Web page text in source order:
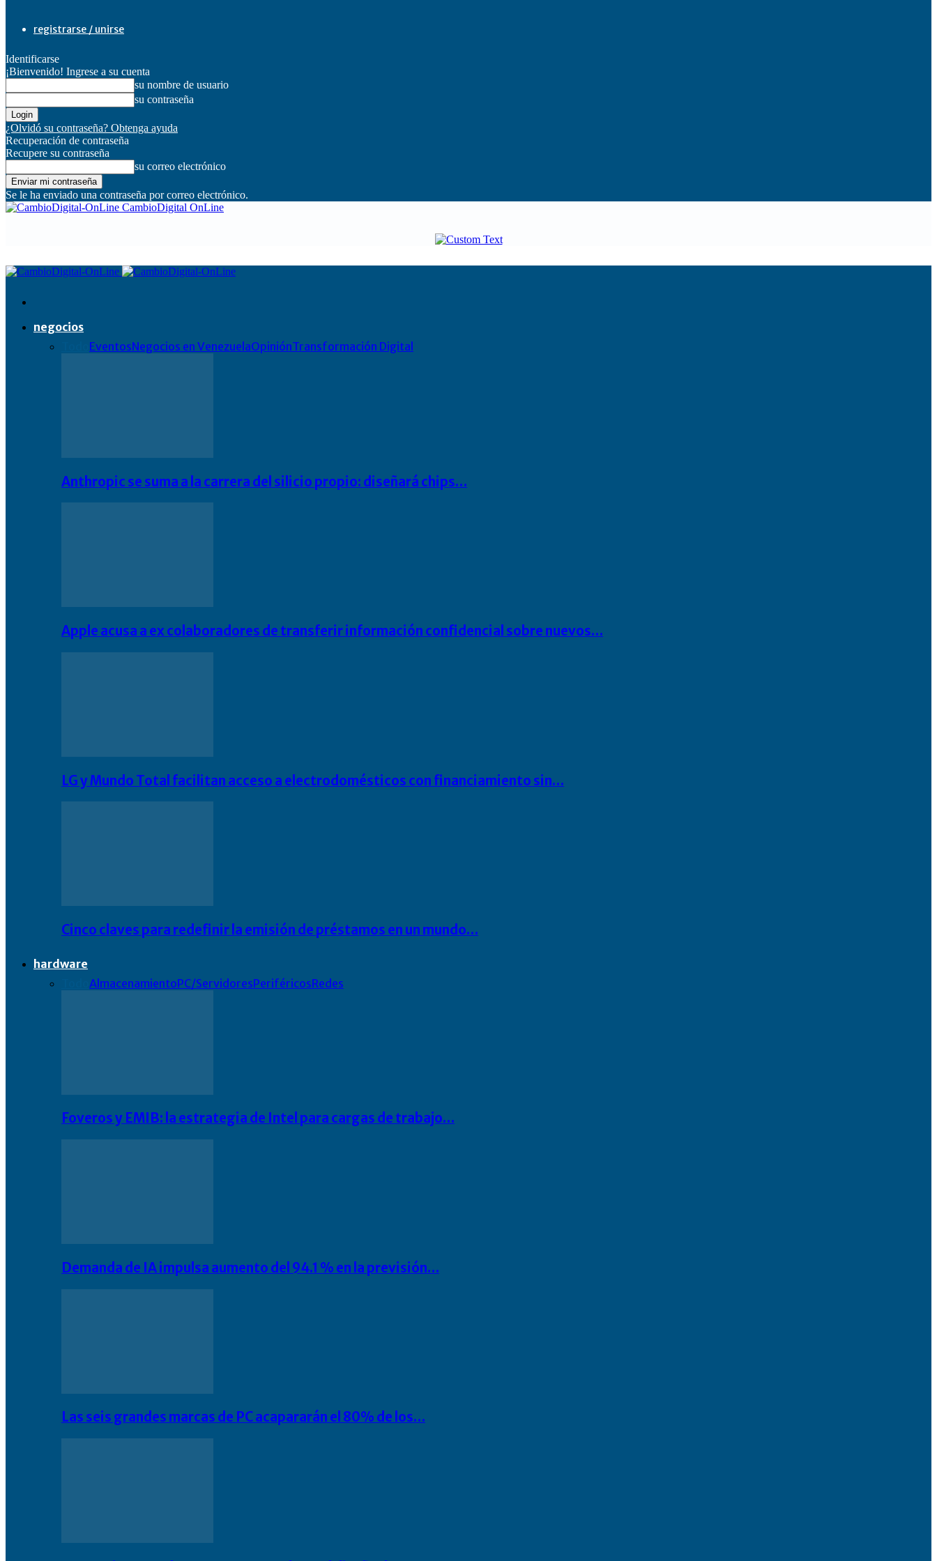
registrarse / unirse
Identificarse
¡Bienvenido! Ingrese a su cuenta
su nombre de usuario
su contraseña
¿Olvidó su contraseña? Obtenga ayuda
Recuperación de contraseña
Recupere su contraseña
su correo electrónico
Se le ha enviado una contraseña por correo electrónico.
CambioDigital OnLine
negocios
EventosNegocios en VenezuelaOpiniónTransformación Digital
Anthropic se suma a la carrera del silicio propio: diseñará chips…
Apple acusa a ex colaboradores de transferir información confidencial sobre nuevos…
LG y Mundo Total facilitan acceso a electrodomésticos con financiamiento sin…
Cinco claves para redefinir la emisión de préstamos en un mundo…
hardware
AlmacenamientoPC/ServidoresPeriféricosRedes
Foveros y EMIB: la estrategia de Intel para cargas de trabajo…
Demanda de IA impulsa aumento del 94.1 % en la previsión…
Las seis grandes marcas de PC acapararán el 80% de los…